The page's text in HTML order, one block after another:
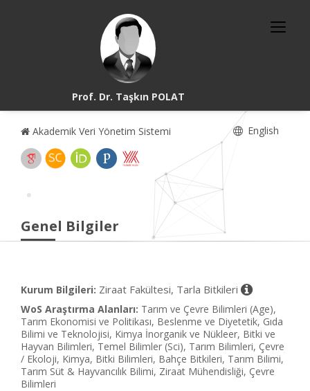
Prof. Dr. Taşkın POLAT
Akademik Veri Yönetim Sistemi English
Genel Bilgiler
Kurum Bilgileri: Ziraat Fakültesi, Tarla Bitkileri
WoS Araştırma Alanları: Tarım ve Çevre Bilimleri (Age),
Tarım Ekonomisi ve Politikası, Beslenme ve Diyetetik, Gıda
Bilimi ve Teknolojisi, Kimya İnorganik ve Nükleer, Bitki ve
Hayvan Bilimleri, Temel Bilimler (Sci), Tarım Bilimleri, Çevre
/ Ekoloji, Kimya, Bitki Bilimleri, Bahçe Bitkileri, Tarım Bilimi,
Tarım Süt & Hayvancılık Bilimi, Ziraat Mühendisliği, Çevre
Bilimleri